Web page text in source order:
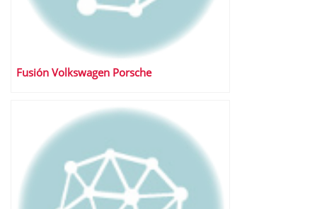
Fusión Volkswagen Porsche